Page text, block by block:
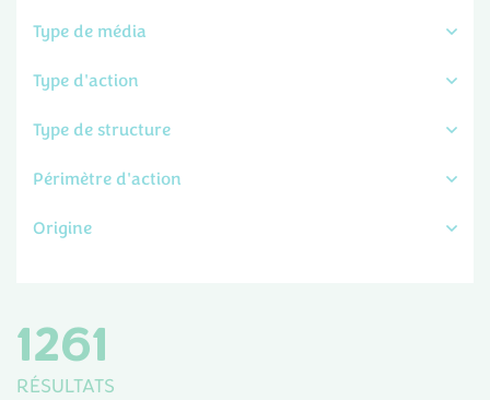
Type de média
Type d'action
Type de structure
Périmètre d'action
Origine
1261
RÉSULTATS